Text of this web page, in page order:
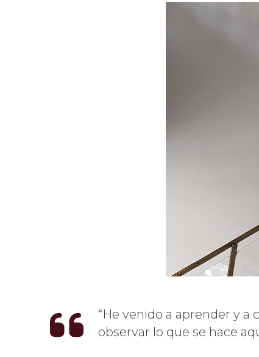
He venido a aprender y a
observar lo que se hace